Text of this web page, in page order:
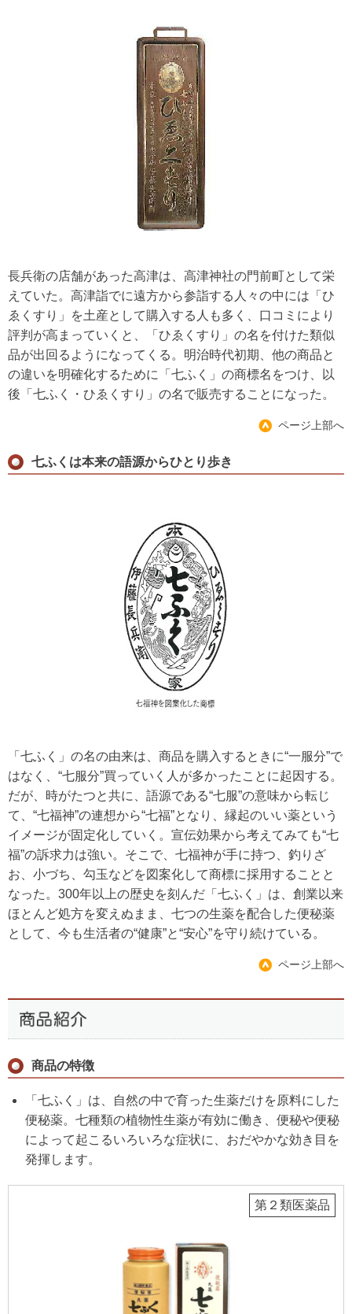
長兵衛の店舗があった高津は、高津神社の門前町として栄
えていた。高津詣でに遠方から参詣する人々の中には「ひ
ゑくすり」を土産として購入する人も多く、口コミにより
評判が高まっていくと、「ひゑくすり」の名を付けた類似
品が出回るようになってくる。明治時代初期、他の商品と
の違いを明確化するために「七ふく」の商標名をつけ、以
後「七ふく・ひゑくすり」の名で販売することになった。
ページ上部へ
七ふくは本来の語源からひとり歩き
「七ふく」の名の由来は、商品を購入するときに“一服分”で
はなく、“七服分”買っていく人が多かったことに起因する。
だが、時がたつと共に、語源である“七服”の意味から転じ
て、“七福神”の連想から“七福”となり、縁起のいい薬という
イメージが固定化していく。宣伝効果から考えてみても“七
福”の訴求力は強い。そこで、七福神が手に持つ、釣りざ
お、小づち、勾玉などを図案化して商標に採用することと
なった。300年以上の歴史を刻んだ「七ふく」は、創業以来
ほとんど処方を変えぬまま、七つの生薬を配合した便秘薬
として、今も生活者の“健康”と“安心”を守り続けている。
ページ上部へ
商品の特徴
「七ふく」は、自然の中で育った生薬だけを原料にした
便秘薬。七種類の植物性生薬が有効に働き、便秘や便秘
によって起こるいろいろな症状に、おだやかな効き目を
発揮します。
第２類医薬品